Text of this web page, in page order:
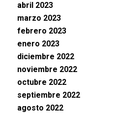
abril 2023
marzo 2023
febrero 2023
enero 2023
diciembre 2022
noviembre 2022
octubre 2022
septiembre 2022
agosto 2022